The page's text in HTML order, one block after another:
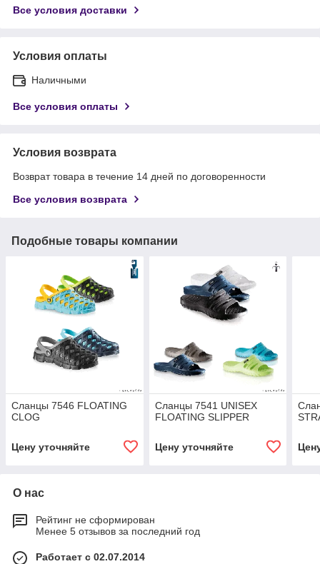
Все условия доставки
Условия оплаты
Наличными
Все условия оплаты
Условия возврата
Возврат товара в течение 14 дней по договоренности
Все условия возврата
Подобные товары компании
Сланцы 7546 FLOATING
CLOG
Цену уточняйте
Сланцы 7541 UNISEX
FLOATING SLIPPER
Цену уточняйте
О нас
Рейтинг не сформирован
Менее 5 отзывов за последний год
Работает с 02.07.2014